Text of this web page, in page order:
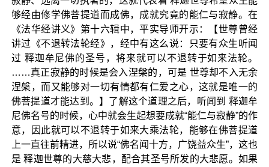
够经由修学佛菩提道而成佛，成就究竟的能仁与寂静。在
《法华经讲义》第十六辑中，平实导师开示：【世尊曾经
讲过《不退转法轮经》，经中有这么说：只要有众生听闻
过 释迦牟尼佛的圣号，将来就可以不退转于如来法轮。
……真正寂静的时候是会入涅槃的，可是 世尊却不入无余
涅槃，而又能够对一切有情都有仁爱之心，这就是唯一的
佛菩提道才能达到。】了解这个道理之后，听闻到 释迦牟
尼佛名号的时候，心中就会生起想要成就“能仁与寂静”的作
意，因此就可以不退转于如来大乘法轮，能够在佛菩提道
上一直往前精进，所以说“佛名闻十方，广饶益众生”，这也
是 释迦世尊的大慈大悲，配合其圣号所发的大悲愿。如果